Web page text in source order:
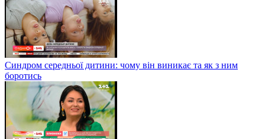
Синдром середньої дитини: чому він виникає та як з ним
боротись